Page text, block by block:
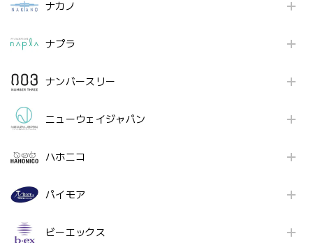
ナカノ
ナプラ
ナンバースリー
ニューウェイジャパン
ハホニコ
パイモア
ビーエックス